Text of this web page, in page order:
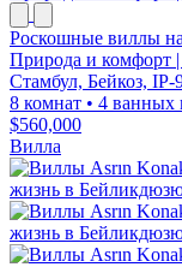
Роскошные виллы
Природа и комфорт
Стамбул, Бейкоз, IP-
8 комнат • 4 ванных
$560,000
Вилла